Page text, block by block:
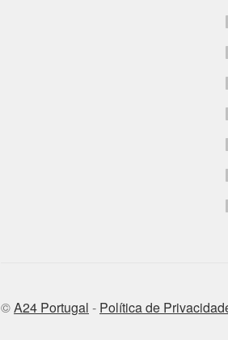
©A24 Portugal - Política de